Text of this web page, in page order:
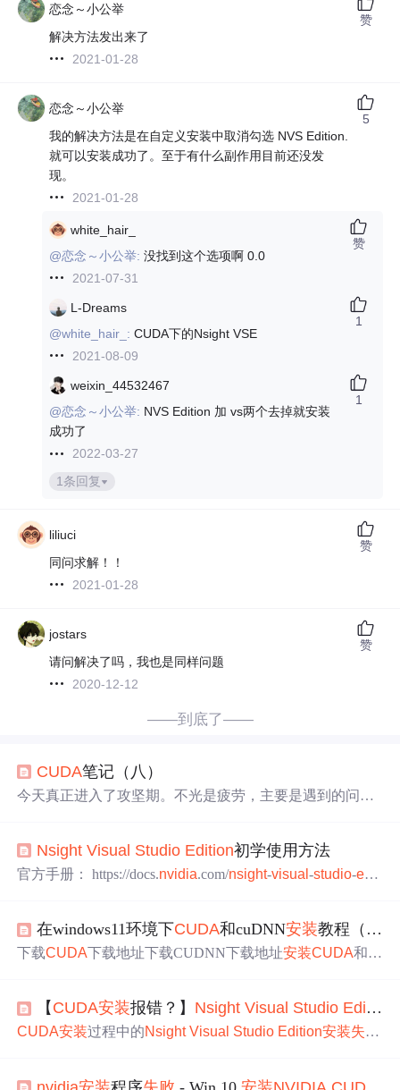
恋念～小公举
解决方法发出来了
2021-01-28
赞
恋念～小公举
我的解决方法是在自定义安装中取消勾选 NVS Edition.
就可以安装成功了。至于有什么副作用目前还没发
现。
2021-01-28
5
white_hair_
@恋念～小公举:没找到这个选项啊 0.0
2021-07-31
赞
L-Dreams
@white_hair_:CUDA下的Nsight VSE
2021-08-09
1
weixin_44532467
@恋念～小公举: NVS Edition 加 vs两个去掉就安装
成功了
2022-03-27
1
1条回复
liliuci
同问求解！！
2021-01-28
赞
jostars
请问解决了吗，我也是同样问题
2020-12-12
赞
——到底了——
CUDA笔记（八）
今天真正进入了攻坚期。不光是疲劳，主要是遇到的问题
3CUDA从入门到精通（十）：性能剖析和VisualProfiler h
ttp://m.blog.csdn.net/blog/kkk584520/9490233 http:/...
Nsight Visual Studio Edition初学使用方法
官方手册： https://docs.nvidia.com/nsight-visual-studio-edit
D_____1 平台 Windows 10 ;Visual Studio...
在windows11环境下CUDA和cuDNN安装教程（超详细）.卸载
下载CUDA下载地址下载CUDNN下载地址安装CUDA和cu
径
安装cuDNN，cuDNN 其实就是CUDA的一个补丁而已
卸载CUDA安装CUDA失败的情况 nsight visual studio edit
【 CUDA安装报错？】 Nsight Visual Studio Edit ion
CUDA安装过程中的Nsight Visual Studio Edition安装失败